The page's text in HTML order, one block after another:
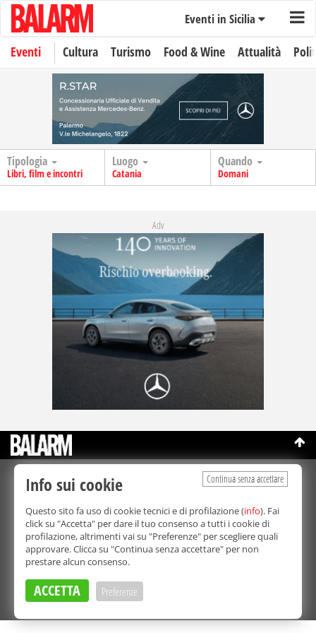
Eventi in Sicilia
Eventi Cultura Turismo Food & Wine Attualità
Tipologia
Libri, film e incontri
Luogo
Catania
Quando
Domani
Adv
©Copyright 2003-2026
Bmedia Srl
La riproduzione totale o parziale di tutti i contenuti, in qualunque
forma, su qualsiasi supporto è proibita.
Balarm.it è una testata giornalistica registrata. Autorizzazione del
Tribunale di Palermo n° 32 del 21/10/2003
Direttore responsabile:Fabio Ricotta
Privacy e Cookie Policy
Continua senza accettare
Info sui cookie
Questo sito fa uso di cookie tecnici e di profilazione (info). Fai
click su "Accetta" per dare il tuo consenso a tutti i cookie di
profilazione, altrimenti vai su "Preferenze" per scegliere quali
approvare. Clicca su "Continua senza accettare" per non
prestare alcun consenso.
ACCETTA Preferenze